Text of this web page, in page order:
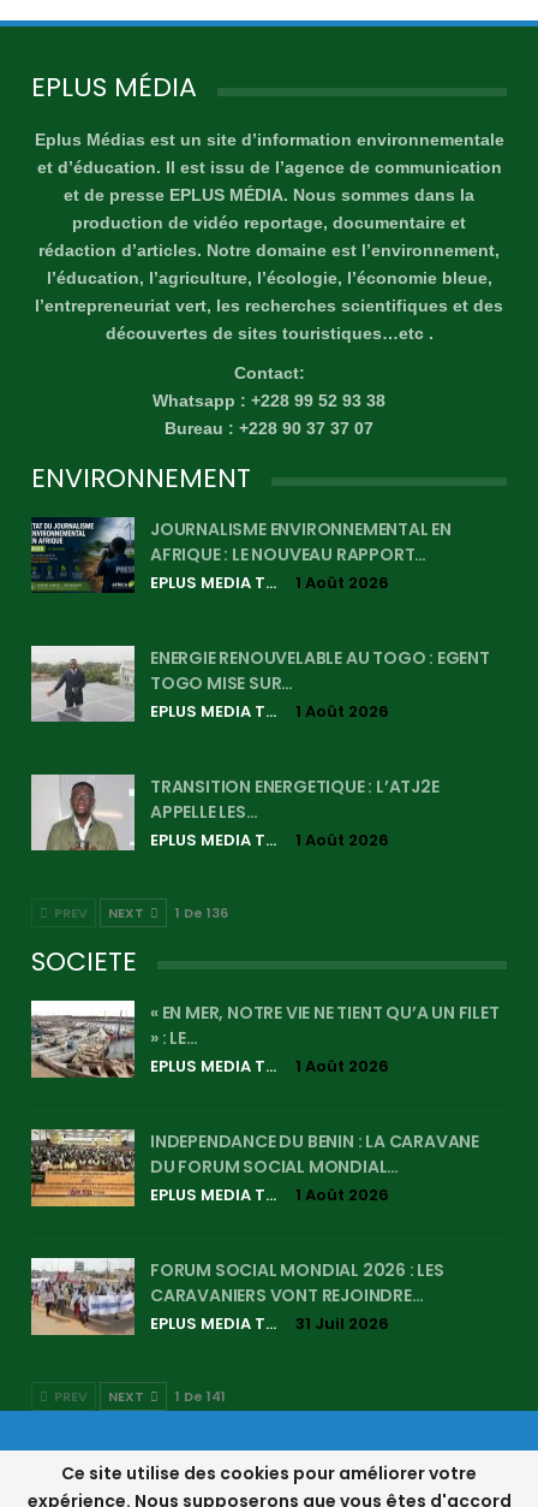
EPLUS MÉDIA
Eplus Médias est un site d’information environnementale
et d’éducation. Il est issu de l’agence de communication
et de presse EPLUS MÉDIA. Nous sommes dans la
production de vidéo reportage, documentaire et
rédaction d’articles. Notre domaine est l’environnement,
l’éducation, l’agriculture, l’écologie, l’économie bleue,
l’entrepreneuriat vert, les recherches scientifiques et des
découvertes de sites touristiques…etc .
Contact:
Whatsapp : +228 99 52 93 38
Bureau : +228 90 37 37 07
ENVIRONNEMENT
JOURNALISME ENVIRONNEMENTAL EN
AFRIQUE : LE NOUVEAU RAPPORT…
EPLUS MEDIA TV 1 Août 2026
ENERGIE RENOUVELABLE AU TOGO : EGENT
TOGO MISE SUR…
EPLUS MEDIA TV 1 Août 2026
TRANSITION ENERGETIQUE : L’ATJ2E
APPELLE LES…
EPLUS MEDIA TV 1 Août 2026
PREV NEXT 1 De 136
SOCIETE
« EN MER, NOTRE VIE NE TIENT QU’A UN FILET
» : LE…
EPLUS MEDIA TV 1 Août 2026
INDEPENDANCE DU BENIN : LA CARAVANE
DU FORUM SOCIAL MONDIAL…
EPLUS MEDIA TV 1 Août 2026
FORUM SOCIAL MONDIAL 2026 : LES
CARAVANIERS VONT REJOINDRE…
EPLUS MEDIA TV 31 Juil 2026
PREV NEXT 1 De 141
© 2017-2026 - Eplus Média, l’Info Autrement Traitée | EPM. Tous Droits
Réservés.
Ce site utilise des cookies pour améliorer votre
expérience. Nous supposerons que vous êtes d'accord